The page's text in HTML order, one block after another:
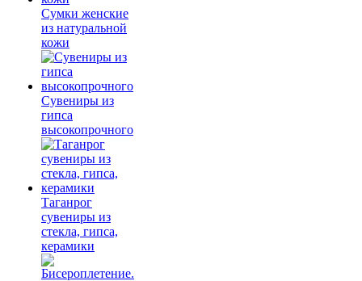
Сумки женские
из натуральной
кожи
Сувениры из
гипса
высокопрочного
Таганрог
сувениры из
стекла, гипса,
керамики